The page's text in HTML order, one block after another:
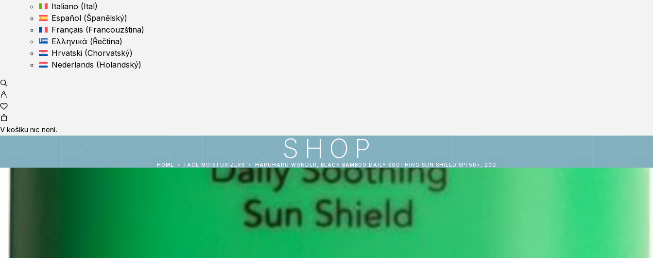
Italiano (Ital)
Español (Španělský)
Français (Francouzština)
Ελληνικά (Řečtina)
Hrvatski (Chorvatský)
Nederlands (Holandský)
V košíku nic není.
SHOP
HOME FACE MOISTURIZERS HARUHARU WONDER, BLACK BAMBOO DAILY SOOTHING SUN SHIELD SPF50+, 20G